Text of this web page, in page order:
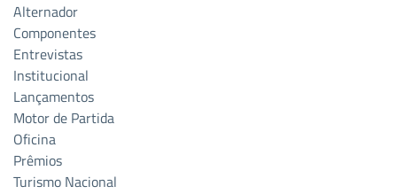
Alternador
Componentes
Entrevistas
Institucional
Lançamentos
Motor de Partida
Oficina
Prêmios
Turismo Nacional